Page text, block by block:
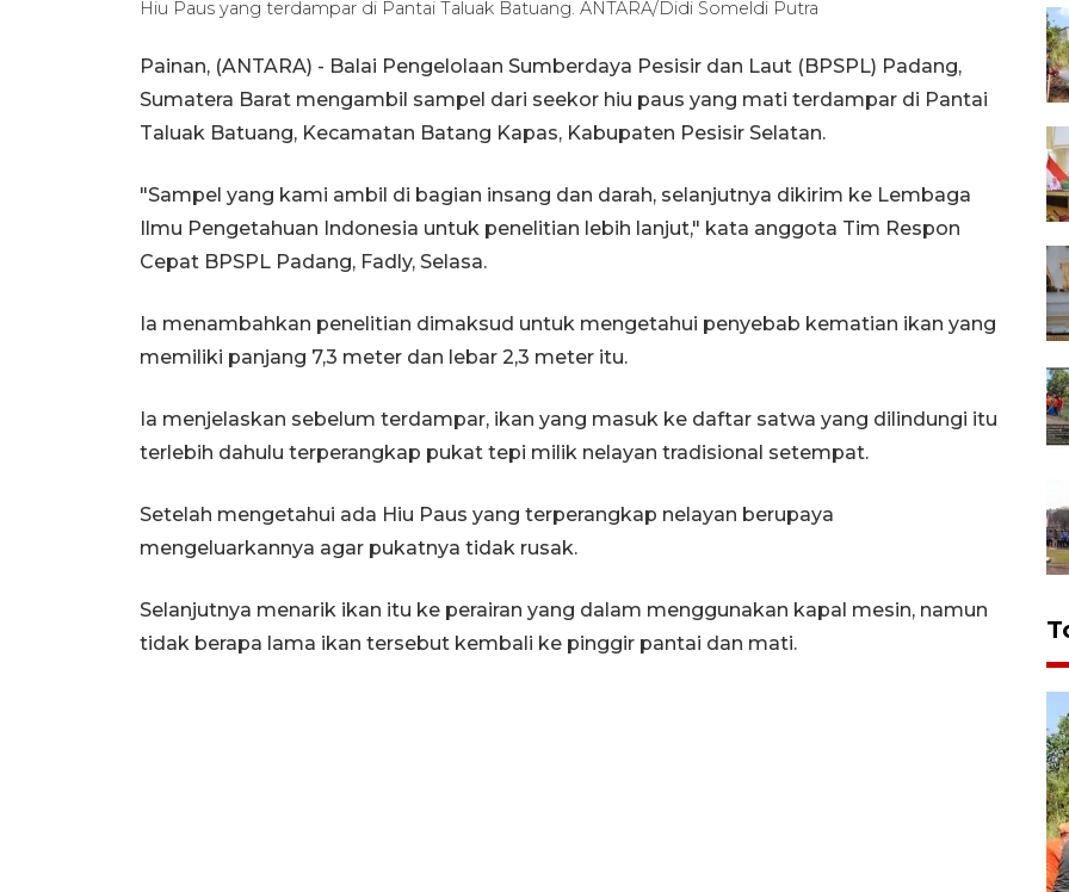
Hiu Paus yang terdampar di Pantai Taluak Batuang. ANTARA/Didi Someldi Putra
Painan, (ANTARA) - Balai Pengelolaan Sumberdaya Pesisir dan Laut (BPSPL) Padang,
Sumatera Barat mengambil sampel dari seekor hiu paus yang mati terdampar di Pantai
Taluak Batuang, Kecamatan Batang Kapas, Kabupaten Pesisir Selatan.
"Sampel yang kami ambil di bagian insang dan darah, selanjutnya dikirim ke Lembaga
Ilmu Pengetahuan Indonesia untuk penelitian lebih lanjut," kata anggota Tim Respon
Cepat BPSPL Padang, Fadly, Selasa.
Ia menambahkan penelitian dimaksud untuk mengetahui penyebab kematian ikan yang
memiliki panjang 7,3 meter dan lebar 2,3 meter itu.
Ia menjelaskan sebelum terdampar, ikan yang masuk ke daftar satwa yang dilindungi itu
terlebih dahulu terperangkap pukat tepi milik nelayan tradisional setempat.
Setelah mengetahui ada Hiu Paus yang terperangkap nelayan berupaya
mengeluarkannya agar pukatnya tidak rusak.
Selanjutnya menarik ikan itu ke perairan yang dalam menggunakan kapal mesin, namun
tidak berapa lama ikan tersebut kembali ke pinggir pantai dan mati.